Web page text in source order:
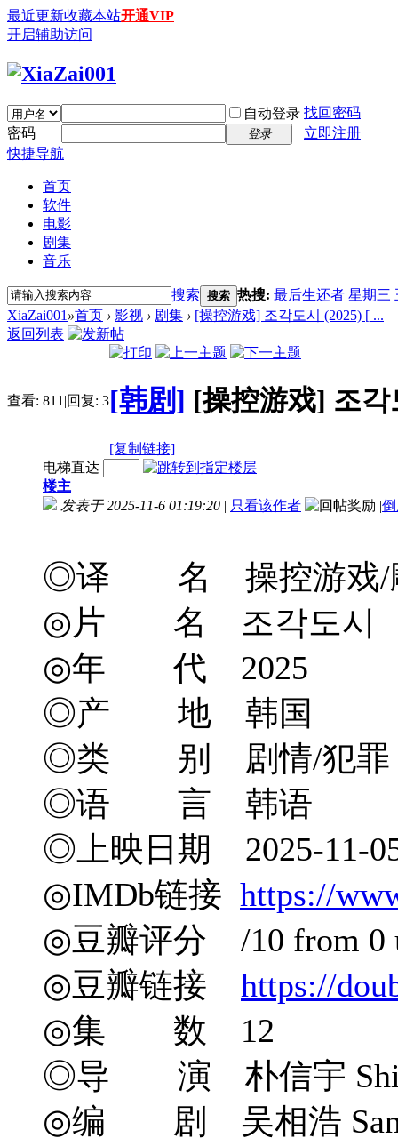
最近更新收藏本站开通VIP
开启辅助访问
自动登录 找回密码
密码
登录
立即注册
快捷导航
首页
软件
电影
剧集
音乐
搜索 搜索 热搜: 最后生还者 星期三
XiaZai001 »首页 › 影视 › 剧集 › [操控游戏] 조각도시 (2025) [ ...
返回列表
查看: 811 |回复: 3[韩剧] [操控游戏] 조
[复制链接]
电梯直达
楼主
发表于 2025-11-6 01:19:20 | 只看该作者 |
◎译 名 操控游戏/雕
◎片 名 조각도시
◎年 代 2025
◎产 地 韩国
◎类 别 剧情/犯罪
◎语 言 韩语
◎上映日期 2025-11-
◎IMDb链接 https://
◎豆瓣评分 /10 from 0
◎豆瓣链接 https://
◎集 数 12
◎导 演 朴信宇 Shin-
◎编 剧 吴相浩